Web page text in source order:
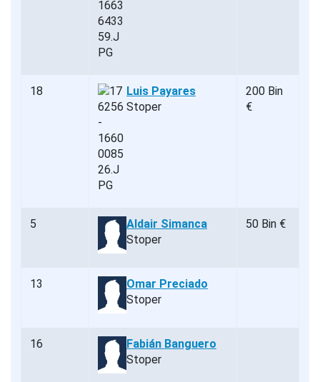
18
Luis Payares
Stoper
200 Bin
€
5
Aldair Simanca
Stoper
50 Bin €
13
Omar Preciado
Stoper
16
Fabián Banguero
Stoper